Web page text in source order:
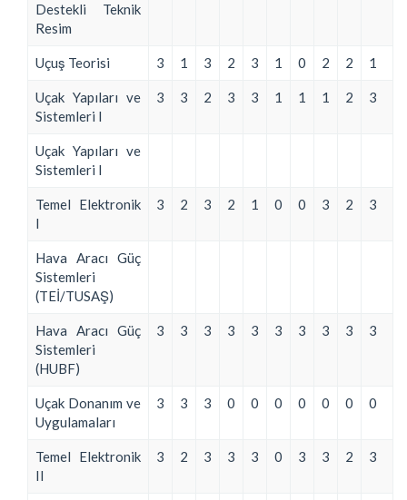
Destekli Teknik
Resim
Uçuş Teorisi 3 1 3 2 3 1 0 2 2 1
Uçak Yapıları ve
Sistemleri I
3 3 2 3 3 1 1 1 2 3
Uçak Yapıları ve
Sistemleri I
Temel Elektronik
I
3 2 3 2 1 0 0 3 2 3
Hava Aracı Güç
Sistemleri
(TEİ/TUSAŞ)
Hava Aracı Güç
Sistemleri
(HUBF)
3 3 3 3 3 3 3 3 3 3
Uçak Donanım ve
Uygulamaları
3 3 3 0 0 0 0 0 0 0
Temel Elektronik
II
3 2 3 3 3 0 3 3 2 3